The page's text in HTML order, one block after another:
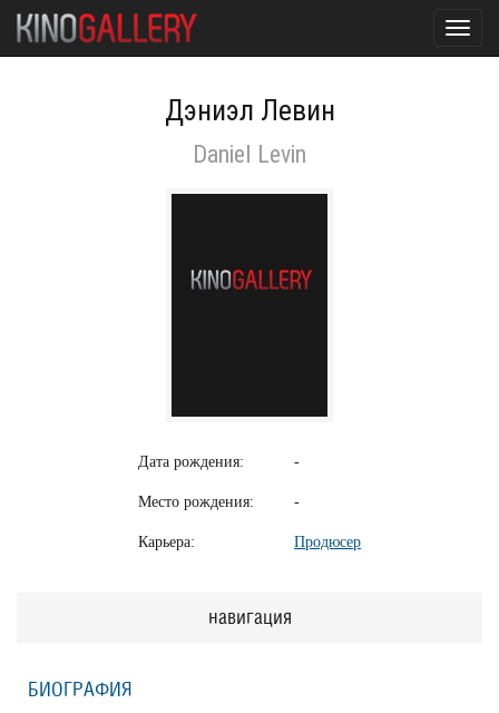
Дэниэл Левин
Daniel Levin
Дата рождения: -
Место рождения: -
Карьера: Продюсер
навигация
БИОГРАФИЯ